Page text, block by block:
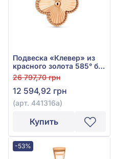
Подвеска «Клевер» из
красного золота 585° без
вставки, арт. 441316а
26 797,70 грн
12 594,92 грн
(арт. 441316а)
Купить
-53%